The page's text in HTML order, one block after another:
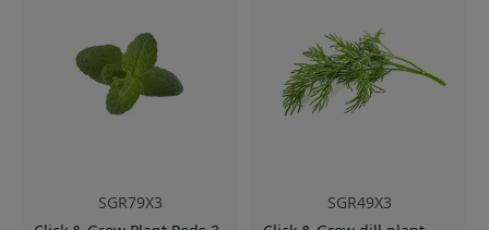
SGR79X3
SGR49X3